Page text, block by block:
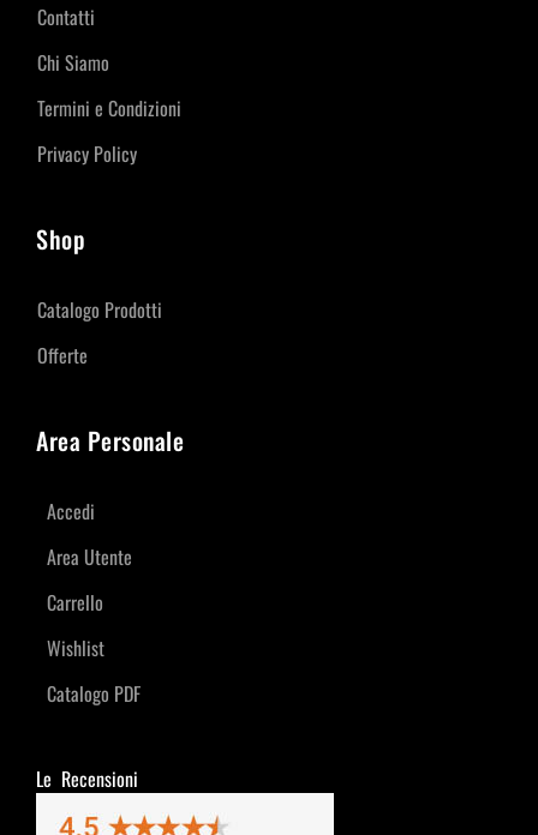
Contatti
Chi Siamo
Termini e Condizioni
Privacy Policy
Shop
Catalogo Prodotti
Offerte
Area Personale
Accedi
Area Utente
Carrello
Wishlist
Catalogo PDF
Le Recensioni